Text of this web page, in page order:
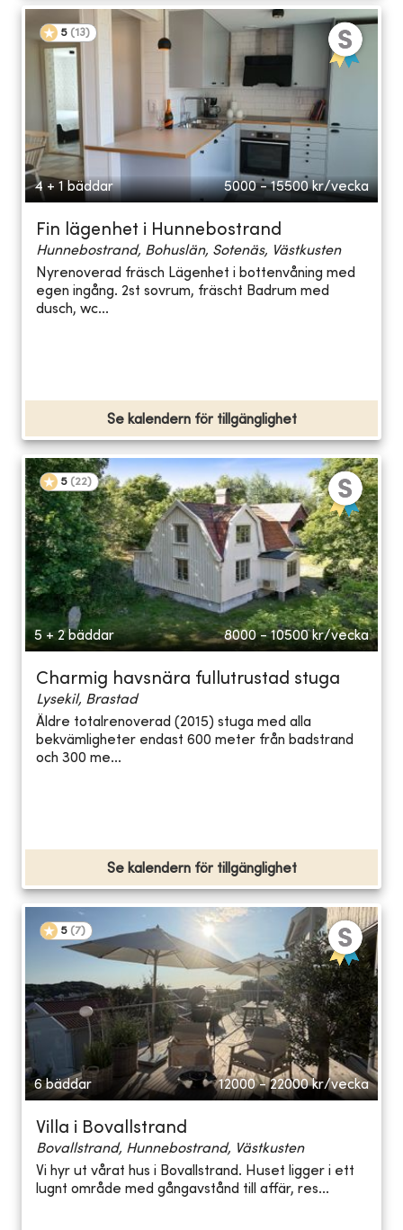
5 (13)
4 + 1 bäddar 5000 - 15500 kr/vecka
Fin lägenhet i Hunnebostrand
Hunnebostrand, Bohuslän, Sotenäs, Västkusten
Nyrenoverad fräsch Lägenhet i bottenvåning med
egen ingång. 2st sovrum, fräscht Badrum med
dusch, wc...
Se kalendern för tillgänglighet
5 (22)
5 + 2 bäddar 8000 - 10500 kr/vecka
Charmig havsnära fullutrustad stuga
Lysekil, Brastad
Äldre totalrenoverad (2015) stuga med alla
bekvämligheter endast 600 meter från badstrand
och 300 me...
Se kalendern för tillgänglighet
5 (7)
6 bäddar 12000 - 22000 kr/vecka
Villa i Bovallstrand
Bovallstrand, Hunnebostrand, Västkusten
Vi hyr ut vårat hus i Bovallstrand. Huset ligger i ett
lugnt område med gångavstånd till affär, res...